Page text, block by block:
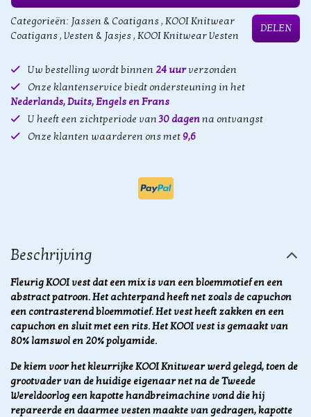
Categorieën: Jassen & Coatigans, KOOI Knitwear
Coatigans, Vesten & Jasjes, KOOI Knitwear Vesten
DELEN
Uw bestelling wordt binnen 24 uurverzonden
Onze klantenservice biedt ondersteuning in het
Nederlands, Duits, Engels en Frans
U heeft een zichtperiode van30 dagenna ontvangst
Onze klanten waarderen ons met 9,6
Beschrijving
Fleurig KOOI vest dat een mix is van een bloemmotief en een
abstract patroon. Het achterpand heeft net zoals de capuchon
een contrasterend bloemmotief. Het vest heeft zakken en een
capuchon en sluit met een rits. Het KOOI vest is gemaakt van
80% lamswol en 20% polyamide.
De kiem voor het kleurrijke KOOI Knitwear werd gelegd, toen de
grootvader van de huidige eigenaar net na de Tweede
Wereldoorlog een kapotte handbreimachine vond die hij
repareerde en daarmee vesten maakte van gedragen, kapotte